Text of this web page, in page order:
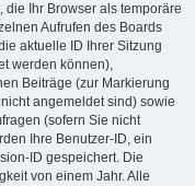
Ihr Browser als temporäre
Aufrufen des Boards
aktuelle ID Ihrer Sitzung
werden können),
Beiträge (zur Markierung
angemeldet sind) sowie
(sofern Sie nicht
Ihre Benutzer-ID, ein
ID gespeichert. Die
von einem Jahr. Alle